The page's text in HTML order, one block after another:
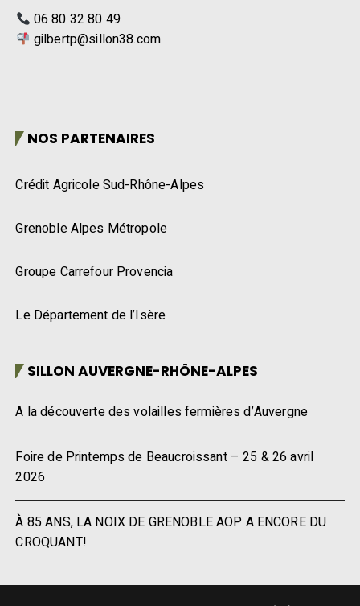
06 80 32 80 49
gilbertp@sillon38.com
NOS PARTENAIRES
Crédit Agricole Sud-Rhône-Alpes
Grenoble Alpes Métropole
Groupe Carrefour Provencia
Le Département de l’Isère
SILLON AUVERGNE-RHÔNE-ALPES
A la découverte des volailles fermières d’Auvergne
Foire de Printemps de Beaucroissant – 25 & 26 avril
2026
À 85 ANS, LA NOIX DE GRENOBLE AOP A ENCORE DU
CROQUANT!